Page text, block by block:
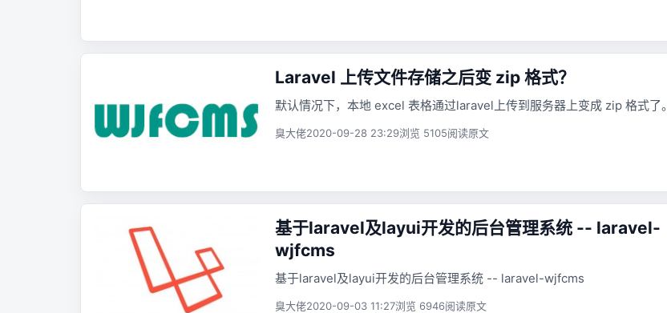
Laravel 上传文件存储之后变 zip 格式？
默认情况下，本地 excel 表格通过laravel上传到服务器上变成 zip 格式了。
臭大佬2020-09-28 23:29浏览 5105阅读原文
基于laravel及layui开发的后台管理系统 -- laravel-
wjfcms
基于laravel及layui开发的后台管理系统 -- laravel-wjfcms
臭大佬2020-09-03 11:27浏览 6946阅读原文